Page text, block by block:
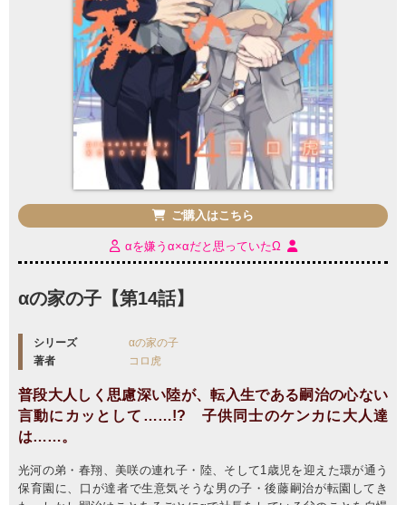
ご購入はこちら
αを嫌うα×αだと思っていたΩ
αの家の子【第14話】
シリーズ
αの家の子
著者
コロ虎
普段大人しく思慮深い陸が、転入生である嗣治の心ない
言動にカッとして……!? 子供同士のケンカに大人達
は……。
光河の弟・春翔、美咲の連れ子・陸、そして1歳児を迎えた環が通う
保育園に、口が達者で生意気そうな男の子・後藤嗣治が転園してき